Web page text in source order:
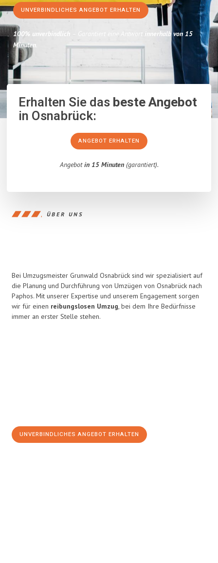
UNVERBINDLICHES ANGEBOT ERHALTEN
100% unverbindlich – Garantiert eine Antwort innerhalb von 15
Minuten.
Erhalten Sie dasbeste Angebot
in Osnabrück:
ANGEBOT ERHALTEN
Angebotin 15 Minuten(garantiert).
ÜBER UNS
Bei Umzugsmeister Grunwald Osnabrück sind wir spezialisiert auf
die Planung und Durchführung von Umzügen von Osnabrück nach
Paphos. Mit unserer Expertise und unserem Engagement sorgen
wir für einen reibungslosen Umzug, bei dem Ihre Bedürfnisse
immer an erster Stelle stehen.
UNVERBINDLICHES ANGEBOT ERHALTEN